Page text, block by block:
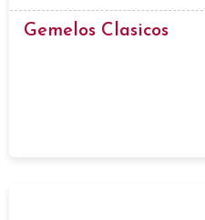
Gemelos Clasicos